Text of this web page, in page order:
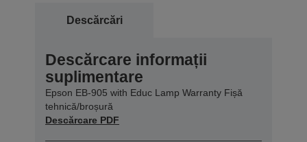
Descărcări
Descărcare informații
suplimentare
Epson EB-905 with Educ Lamp Warranty Fișă
tehnică/broșură
Descărcare PDF